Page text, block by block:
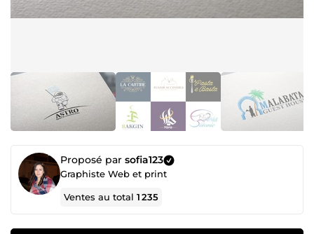
Proposé par sofia123
Graphiste Web et print
Ventes au total1 235